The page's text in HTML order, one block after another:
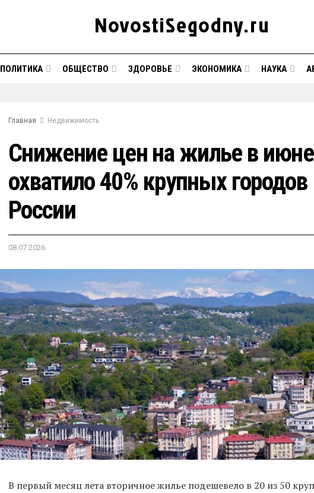
ПОЛИТИКА ОБЩЕСТВО ЗДОРОВЬЕ ЭКОНОМИКА НАУКА
Главная Недвижимость
Снижение цен на жилье в июне
охватило 40% крупных городов
России
08.07.2026
В первый месяц лета вторичное жилье подешевело в 20 из 50